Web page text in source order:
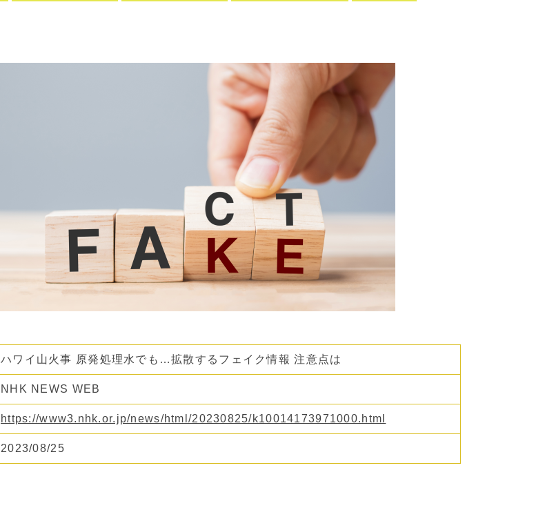
ハワイ山火事 原発処理水でも…拡散するフェイク情報 注意点は
NHK NEWS WEB
https://www3.nhk.or.jp/news/html/20230825/k10014173971000.html
2023/08/25